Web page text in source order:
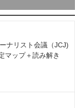
ナリスト会議（JCJ)
マップ＋読み解き